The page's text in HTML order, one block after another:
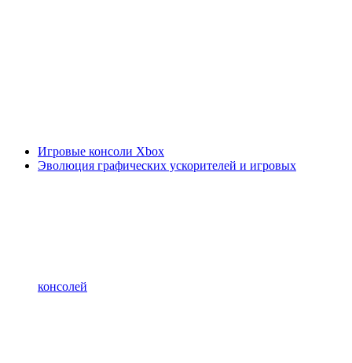
Игровые консоли Xbox
Эволюция графических ускорителей и игровых
консолей